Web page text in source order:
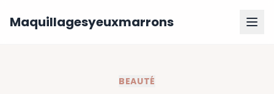
Maquillagesyeuxmarrons
BEAUTÉ